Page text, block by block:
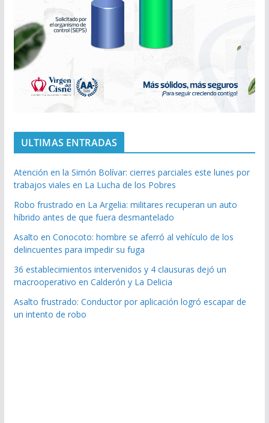
ULTIMAS ENTRADAS
Atención en la Simón Bolívar: cierres parciales este lunes por
trabajos viales en La Lucha de los Pobres
Robo frustrado en La Argelia: militares recuperan un auto
híbrido antes de que fuera desmantelado
Asalto en Conocoto: hombre se aferró al vehículo de los
delincuentes para impedir su fuga
36 establecimientos intervenidos y 4 clausuras dejó un
macrooperativo en Calderón y La Delicia
Asalto frustrado: Conductor por aplicación logró escapar de
un intento de robo